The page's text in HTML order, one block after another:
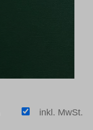
inkl. MwSt.